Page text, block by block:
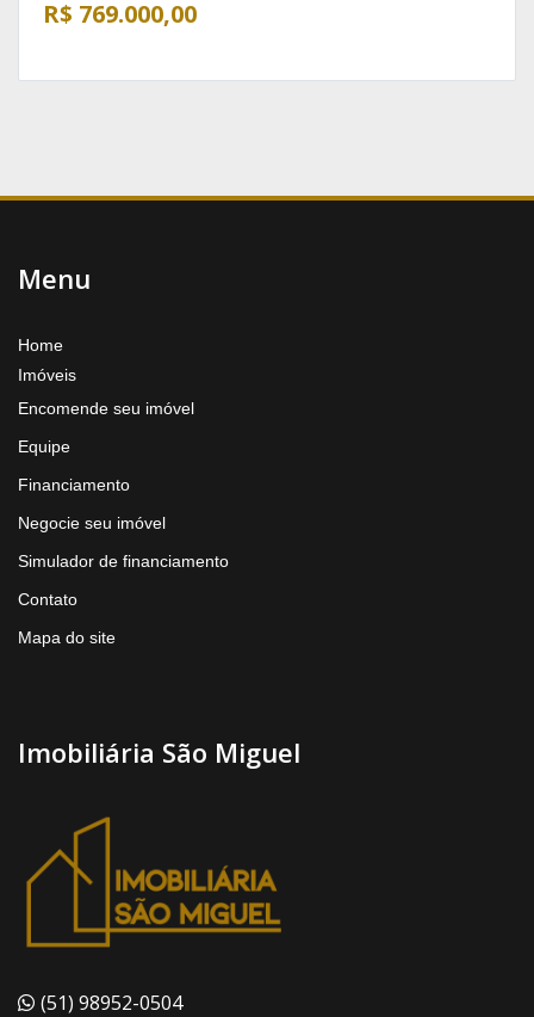
R$ 769.000,00
Menu
Home
Imóveis
Encomende seu imóvel
Equipe
Financiamento
Negocie seu imóvel
Simulador de financiamento
Contato
Mapa do site
Imobiliária São Miguel
(51) 98952-0504